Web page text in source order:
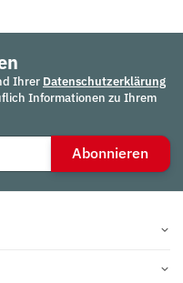
Ihrer Datenschutzerklärung
Informationen zu Ihrem
Abonnieren